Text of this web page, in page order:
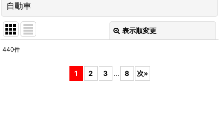
自動車
表示順変更
440件
1 2 3 ... 8 次»